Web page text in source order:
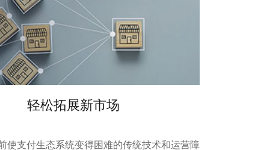
轻松拓展新市场
使支付生态系统变得困难的传统技术和运营障